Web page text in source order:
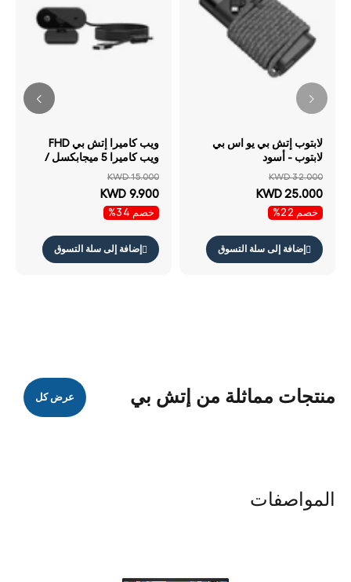
لابتوب إتش بي يو اس بي
لابتوب - أسود
KWD 32.000
KWD 25.000
خصم 22%
إضافة إلى سلة التسوق
ويب كاميرا إتش بي FHD
ويب كاميرا 5 ميجابكسل /
ميكروفون فردي ميكروفون
لون أسود
KWD 15.000
KWD 9.900
خصم 34%
إضافة إلى سلة التسوق
منتجات مماثلة من إتش بي عرض كل
المواصفات